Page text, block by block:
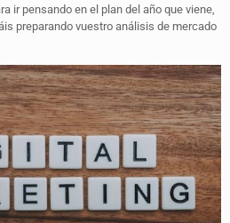
ir pensando en el plan del año que viene,
preparando vuestro análisis de mercado